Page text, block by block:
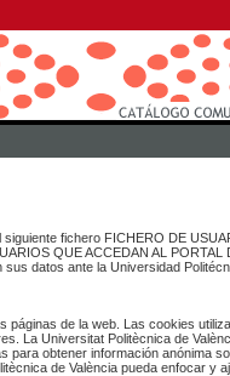
fichero FICHERO DE
QUE ACCEDAN AL PORTAL
datos ante la Universidad
de la web. Las cookies
La Universitat Politècnica de
para obtener información anónima
de València pueda enfocar y